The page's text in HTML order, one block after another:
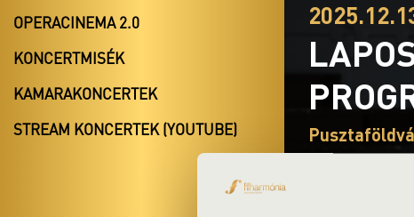
OPERACINEMA 2.0
KONCERTMISÉK
KAMARAKONCERTEK
STREAM KONCERTEK (YOUTUBE)